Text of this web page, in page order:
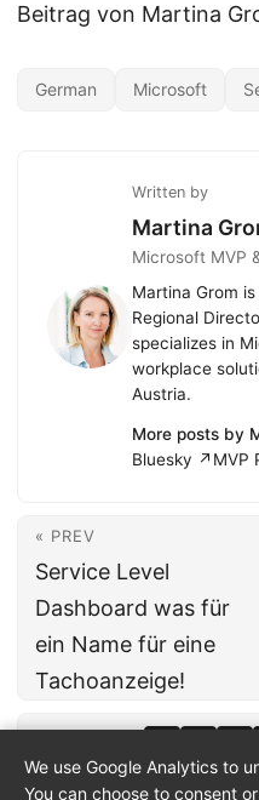
Beitrag von Martina
German Microsoft
Written by
Martina
Microsoft MVP
Martina Grom
Regional
specializes in
workplace
Austria.
More posts by
Bluesky ↗ MVP
« PREV
Service Level
Dashboard was für
ein Name für eine
Tachoanzeige!
We use Google Analytics to
You can choose to consent